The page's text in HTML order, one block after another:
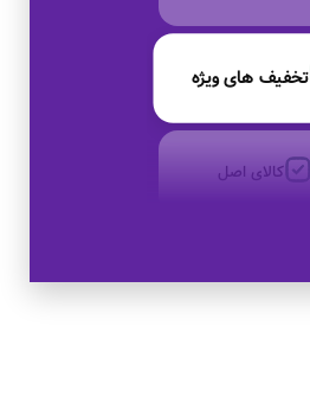
تخفیف های ویژه
کالای اصل